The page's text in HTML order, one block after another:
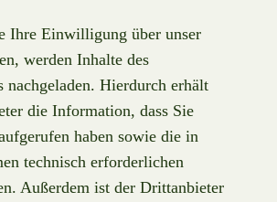
Ihre Einwilligung über unser
werden Inhalte des
nachgeladen. Hierdurch erhält
die Information, dass Sie
haben sowie die in
technisch erforderlichen
Außerdem ist der Drittanbieter